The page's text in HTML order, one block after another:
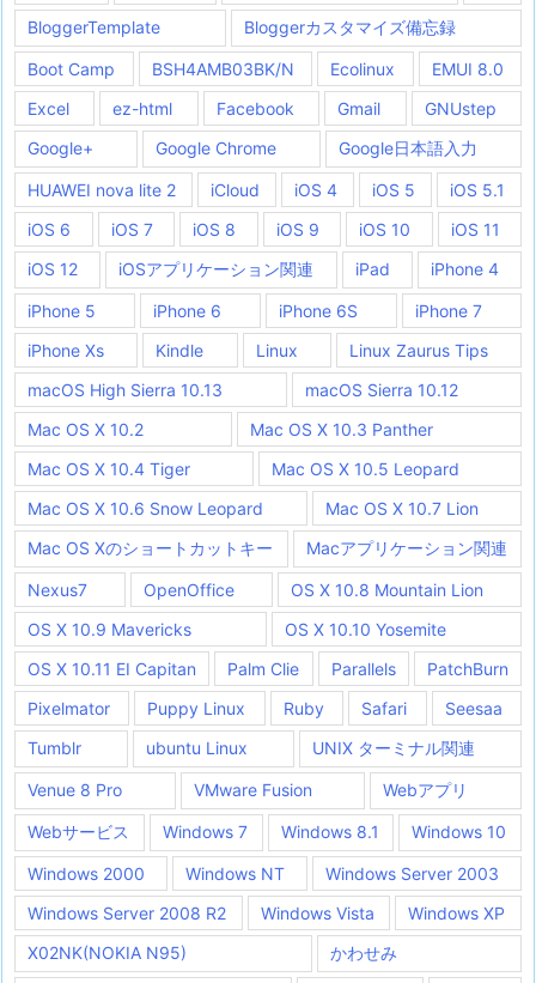
BloggerTemplate
Bloggerカスタマイズ備忘録
Boot Camp BSH4AMB03BK/N Ecolinux
EMUI 8.0
Excel
ez-html Facebook Gmail
GNUstep
Google+
Google Chrome Google日本語入力
HUAWEI nova lite 2 iCloud iOS 4 iOS 5
iOS 5.1
iOS 6
iOS 7 iOS 8 iOS 9 iOS 10
iOS 11
iOS 12
iOSアプリケーション関連 iPad iPhone 4
iPhone 5 iPhone 6 iPhone 6S
iPhone 7
iPhone Xs
Kindle Linux
Linux Zaurus Tips
macOS High Sierra 10.13
macOS Sierra 10.12
Mac OS X 10.2
Mac OS X 10.3 Panther
Mac OS X 10.4 Tiger
Mac OS X 10.5 Leopard
Mac OS X 10.6 Snow Leopard
Mac OS X 10.7 Lion
Mac OS Xのショートカットキー
Macアプリケーション関連
Nexus7 OpenOffice
OS X 10.8 Mountain Lion
OS X 10.9 Mavericks
OS X 10.10 Yosemite
OS X 10.11 EI Capitan
Palm Clie Parallels
PatchBurn
Pixelmator
Puppy Linux Ruby Safari
Seesaa
Tumblr
ubuntu Linux UNIX ターミナル関連
Venue 8 Pro VMware Fusion Webアプリ
Webサービス Windows 7 Windows 8.1 Windows 10
Windows 2000 Windows NT
Windows Server 2003
Windows Server 2008 R2
Windows Vista
Windows XP
X02NK(NOKIA N95)
かわせみ